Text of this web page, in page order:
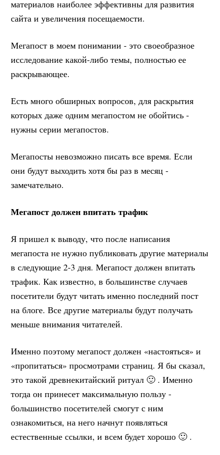
материалов наиболее эффективны для развития
сайта и увеличения посещаемости.
Мегапост в моем понимании - это своеобразное
исследование какой-либо темы, полностью ее
раскрывающее.
Есть много обширных вопросов, для раскрытия
которых даже одним мегапостом не обойтись -
нужны серии мегапостов.
Мегапосты невозможно писать все время. Если
они будут выходить хотя бы раз в месяц -
замечательно.
Мегапост должен впитать трафик
Я пришел к выводу, что после написания
мегапоста не нужно публиковать другие материалы
в следующие 2-3 дня. Мегапост должен впитать
трафик. Как известно, в большинстве случаев
посетители будут читать именно последний пост
на блоге. Все другие материалы будут получать
меньше внимания читателей.
Именно поэтому мегапост должен «настояться» и
«пропитаться» просмотрами страниц. Я бы сказал,
это такой древнекитайский ритуал 🙂 . Именно
тогда он принесет максимальную пользу -
большинство посетителей смогут с ним
ознакомиться, на него начнут появляться
естественные ссылки, и всем будет хорошо 🙂 .